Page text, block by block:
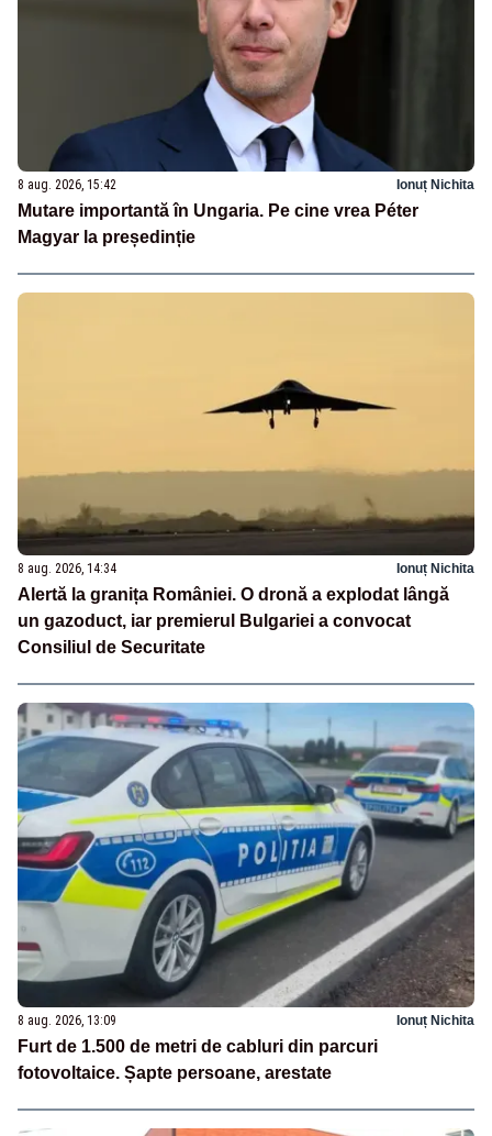
8 aug. 2026, 15:42 Ionuț Nichita
Mutare importantă în Ungaria. Pe cine vrea Péter
Magyar la președinție
8 aug. 2026, 14:34 Ionuț Nichita
Alertă la granița României. O dronă a explodat lângă
un gazoduct, iar premierul Bulgariei a convocat
Consiliul de Securitate
8 aug. 2026, 13:09 Ionuț Nichita
Furt de 1.500 de metri de cabluri din parcuri
fotovoltaice. Șapte persoane, arestate